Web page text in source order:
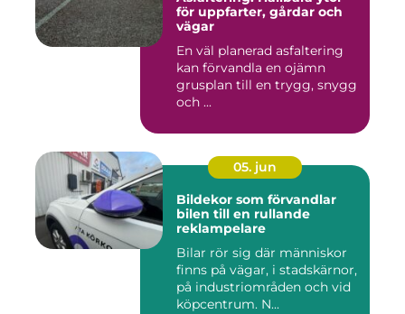
för uppfarter, gårdar och
vägar
En väl planerad asfaltering
kan förvandla en ojämn
grusplan till en trygg, snygg
och ...
05. jun
Bildekor som förvandlar
bilen till en rullande
reklampelare
Bilar rör sig där människor
finns på vägar, i stadskärnor,
på industriområden och vid
köpcentrum. N...